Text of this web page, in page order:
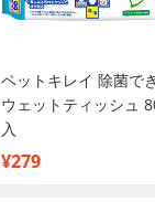
ペットキレイ 除菌で
ウェットティッシュ
入
¥279